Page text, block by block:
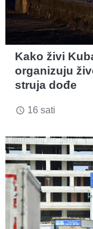
Kako živi
organizuju
struja dođe
access_time 16 sati